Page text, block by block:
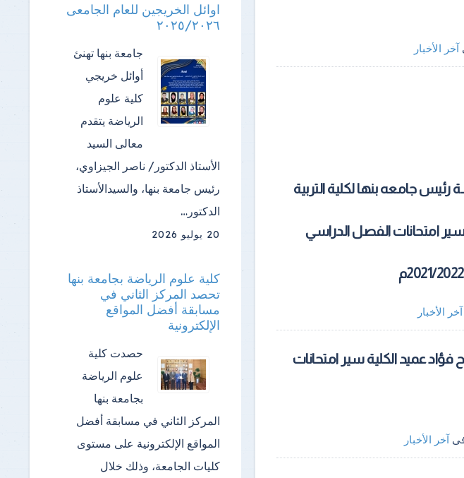
آخر الأخبار
جامعه بنها لكلية التربية
سير امتحانات الفصل الدراسي
آخر الأخبار
عميد الكلية سير امتحانات
آخر الأخبار
اوائل الخريجين للعام الجامعى
٢٠٢٥/٢٠٢٦
جامعة بنها تهنئ
أوائل خريجي
كلية علوم
الرياضة ​يتقدم
معالى السيد
الأستاذ الدكتور/ ناصر الجيزاوي،
رئيس جامعة بنها، والسيدالأستاذ
الدكتور…
20 يوليو 2026
كلية علوم الرياضة بجامعة بنها
تحصد المركز الثاني في
مسابقة أفضل المواقع
الإلكترونية
حصدت كلية
علوم الرياضة
بجامعة بنها
المركز الثاني في مسابقة أفضل
المواقع الإلكترونية على مستوى
كليات الجامعة، وذلك خلال